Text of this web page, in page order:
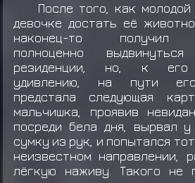
После того, как
девочке достать её
наконец-то получил
полноценно
резиденции, но, к его
удивлению, на пути его
предстала следующая
мальчишка, проявив
посреди бела дня, вырвал
сумку из рук, и попытался
неизвестном направлении,
лёгкую наживу. Такого не